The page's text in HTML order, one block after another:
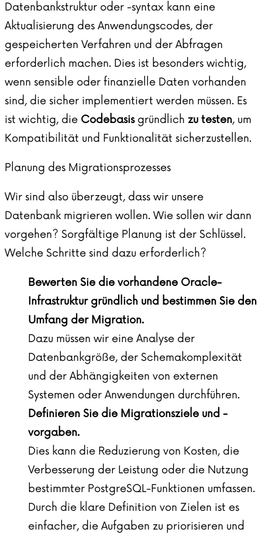
Datenbankstruktur oder -syntax kann eine
Aktualisierung des Anwendungscodes, der
gespeicherten Verfahren und der Abfragen
erforderlich machen. Dies ist besonders wichtig,
wenn sensible oder finanzielle Daten vorhanden
sind, die sicher implementiert werden müssen. Es
ist wichtig, die Codebasis gründlich zu testen, um
Kompatibilität und Funktionalität sicherzustellen.
Planung des Migrationsprozesses
Wir sind also überzeugt, dass wir unsere
Datenbank migrieren wollen. Wie sollen wir dann
vorgehen? Sorgfältige Planung ist der Schlüssel.
Welche Schritte sind dazu erforderlich?
Bewerten Sie die vorhandene Oracle-
Infrastruktur gründlich und bestimmen Sie den
Umfang der Migration.
Dazu müssen wir eine Analyse der
Datenbankgröße, der Schemakomplexität
und der Abhängigkeiten von externen
Systemen oder Anwendungen durchführen.
Definieren Sie die Migrationsziele und -
vorgaben.
Dies kann die Reduzierung von Kosten, die
Verbesserung der Leistung oder die Nutzung
bestimmter PostgreSQL-Funktionen umfassen.
Durch die klare Definition von Zielen ist es
einfacher, die Aufgaben zu priorisieren und